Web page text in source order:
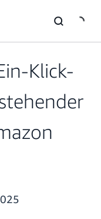
Klick-